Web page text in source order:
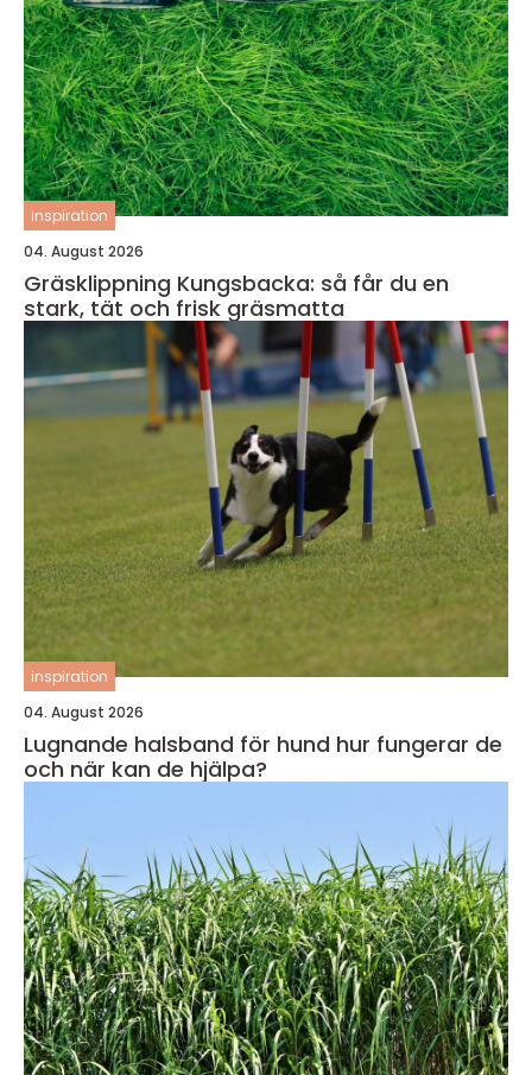
inspiration
04. August 2026
Gräsklippning Kungsbacka: så får du en
stark, tät och frisk gräsmatta
inspiration
04. August 2026
Lugnande halsband för hund hur fungerar de
och när kan de hjälpa?